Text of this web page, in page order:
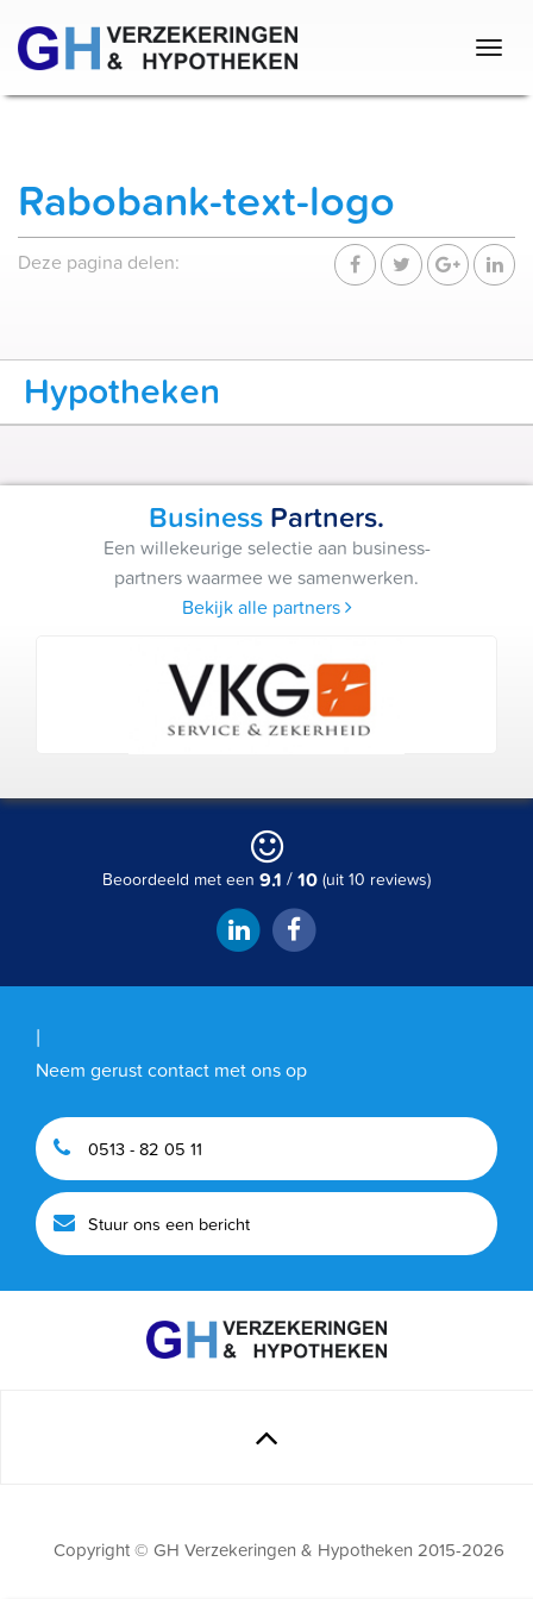
Rabobank-text-logo
Deze pagina delen:
hypotheken
Business Partners.
Een willekeurige selectie aan business-
partners waarmee we samenwerken.
Bekijk alle partners
Beoordeeld met een 9.1 / 10 (uit 10 reviews)
H
Neem gerust contact met ons op
0513 - 82 05 11
Stuur ons een bericht
Copyright © GH Verzekeringen & Hypotheken 2015-2026